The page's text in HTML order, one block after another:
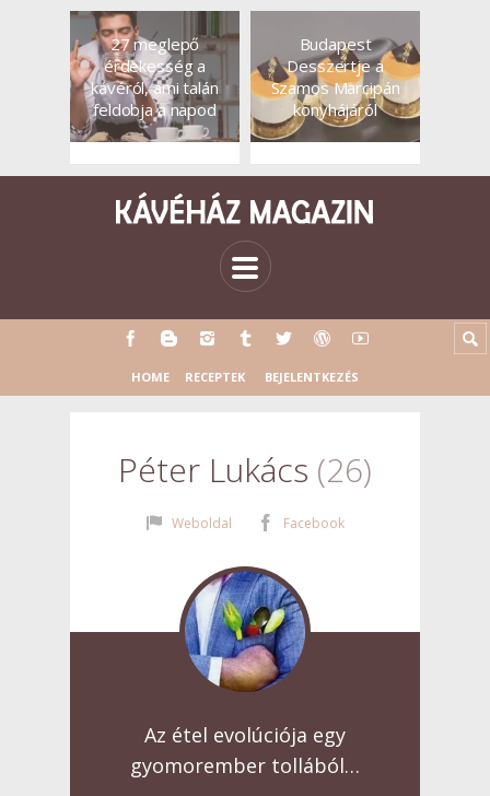
27 meglepő
érdekesség a
kávéról, ami talán
feldobja a napod
Budapest
Desszertje a
Szamos Marcipán
konyhájáról
HOME RECEPTEK BEJELENTKEZÉS
Péter Lukács 26
Weboldal Facebook
Az étel evolúciója egy
gyomorember tollából…